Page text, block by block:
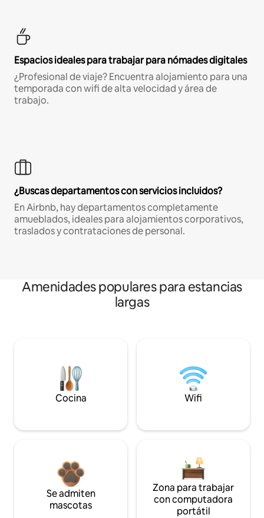
Espacios ideales para trabajar para nómades digitales
¿Profesional de viaje? Encuentra alojamiento para una
temporada con wifi de alta velocidad y área de
trabajo.
¿Buscas departamentos con servicios incluidos?
En Airbnb, hay departamentos completamente
amueblados, ideales para alojamientos corporativos,
traslados y contrataciones de personal.
Amenidades populares para estancias
largas
Cocina Wifi
Se admiten
mascotas
Zona para trabajar
con computadora
portátil